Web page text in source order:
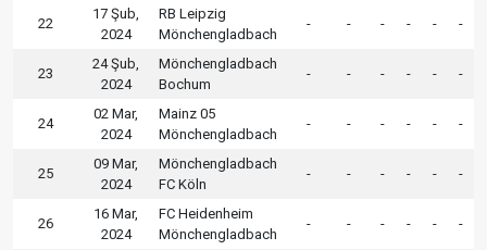
22
17 Şub,
2024
RB Leipzig
Mönchengladbach
- - - - - -
23
24 Şub,
2024
Mönchengladbach
Bochum
- - - - - -
24
02 Mar,
2024
Mainz 05
Mönchengladbach
- - - - - -
25
09 Mar,
2024
Mönchengladbach
FC Köln
- - - - - -
26
16 Mar,
2024
FC Heidenheim
Mönchengladbach
- - - - - -